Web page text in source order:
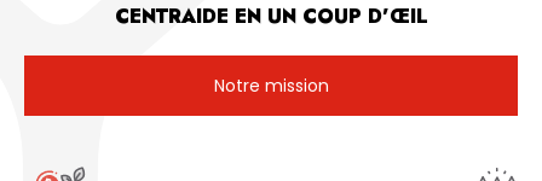
CENTRAIDE EN UN COUP D’ŒIL
Notre mission